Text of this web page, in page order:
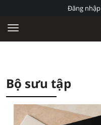
Đăng nhập
Bộ sưu tập